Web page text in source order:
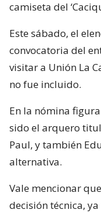
camiseta del
Este sábado, el
convocatoria del
visitar a Unión La
no fue incluido.
En la nómina figura
sido el arquero
Paul, y también
alternativa.
Vale mencionar
decisión técnica,